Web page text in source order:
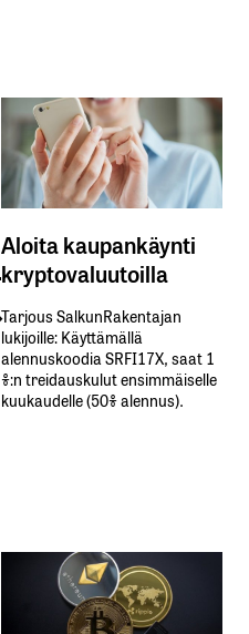
Aloita kaupankäynti
kryptovaluutoilla
Tarjous SalkunRakentajan
lukijoille: Käyttämällä​ ​
alennuskoodia​ ​SRFI17X,​ ​saat​ ​1
%:n treidauskulut​ ​ensimmäiselle​ ​
kuukaudelle​ ​(50%​ ​alennus).